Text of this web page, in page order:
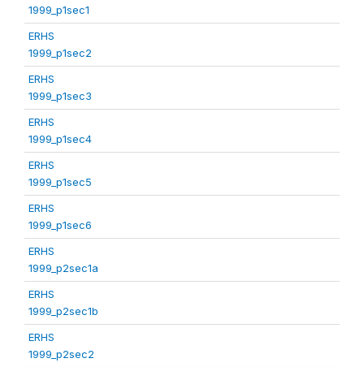
1999_p1sec1
ERHS
1999_p1sec2
ERHS
1999_p1sec3
ERHS
1999_p1sec4
ERHS
1999_p1sec5
ERHS
1999_p1sec6
ERHS
1999_p2sec1a
ERHS
1999_p2sec1b
ERHS
1999_p2sec2